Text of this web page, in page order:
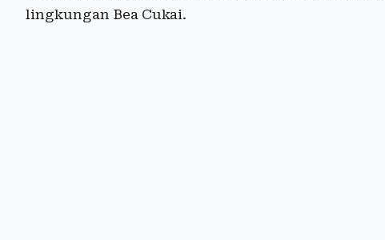
lingkungan Bea Cukai.